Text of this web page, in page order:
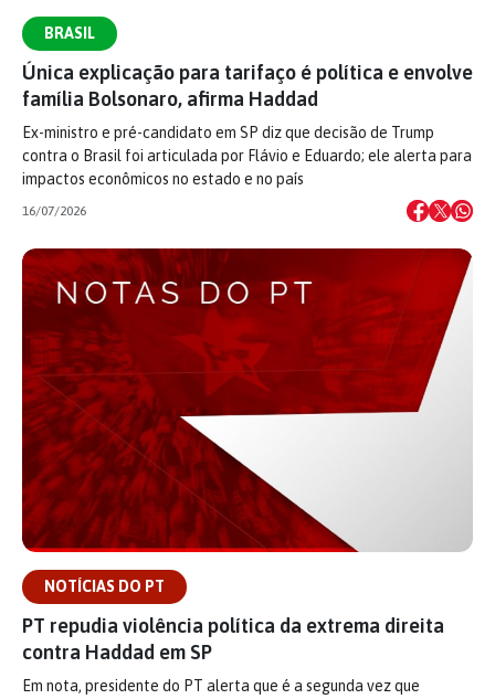
BRASIL
Única explicação para tarifaço é política e envolve
família Bolsonaro, afirma Haddad
Ex-ministro e pré-candidato em SP diz que decisão de Trump
contra o Brasil foi articulada por Flávio e Eduardo; ele alerta para
impactos econômicos no estado e no país
16/07/2026
NOTÍCIAS DO PT
PT repudia violência política da extrema direita
contra Haddad em SP
Em nota, presidente do PT alerta que é a segunda vez que